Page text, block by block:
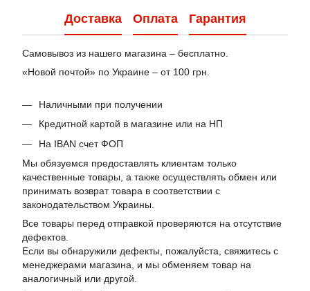
Доставка Оплата Гарантия
Самовывоз из нашего магазина – бесплатно.
«Новой почтой» по Украине – от 100 грн.
Наличными при получении
Кредитной картой в магазине или на НП
На IBAN счет ФОП
Мы обязуемся предоставлять клиентам только
качественные товары, а также осуществлять обмен или
принимать возврат товара в соответствии с
законодательством Украины.
Все товары перед отправкой проверяются на отсутствие
дефектов.
Если вы обнаружили дефекты, пожалуйста, свяжитесь с
менеджерами магазина, и мы обменяем товар на
аналогичный или другой.